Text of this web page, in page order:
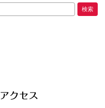
検索
アクセス